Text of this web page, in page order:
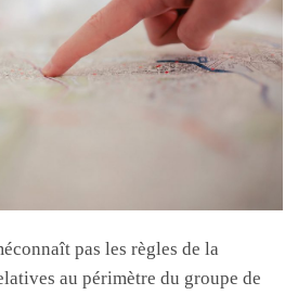
pas les règles de la
au périmètre du groupe de